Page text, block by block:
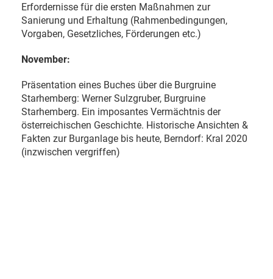
Erfordernisse für die ersten Maßnahmen zur
Sanierung und Erhaltung (Rahmenbedingungen,
Vorgaben, Gesetzliches, Förderungen etc.)
November:
Präsentation eines Buches über die Burgruine
Starhemberg: Werner Sulzgruber, Burgruine
Starhemberg. Ein imposantes Vermächtnis der
österreichischen Geschichte. Historische Ansichten &
Fakten zur Burganlage bis heute, Berndorf: Kral 2020
(inzwischen vergriffen)